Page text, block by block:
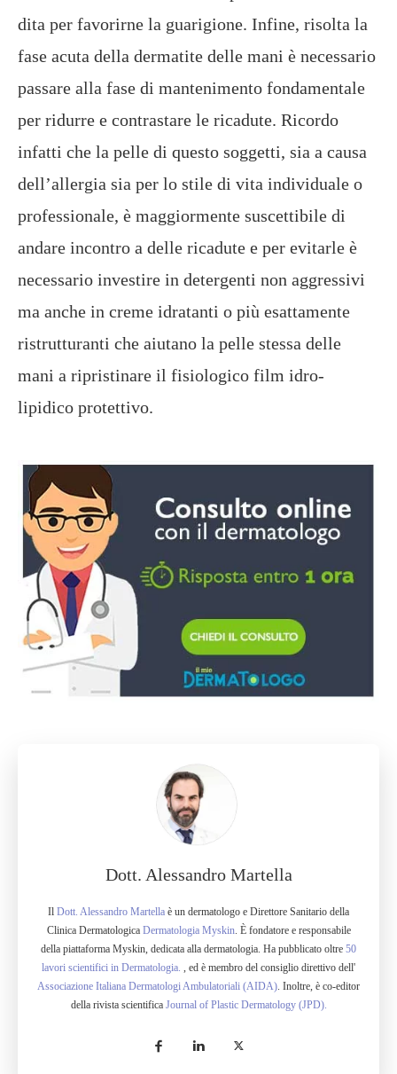
dita per favorirne la guarigione. Infine, risolta la
fase acuta della dermatite delle mani è necessario
passare alla fase di mantenimento fondamentale
per ridurre e contrastare le ricadute. Ricordo
infatti che la pelle di questo soggetti, sia a causa
dell’allergia sia per lo stile di vita individuale o
professionale, è maggiormente suscettibile di
andare incontro a delle ricadute e per evitarle è
necessario investire in detergenti non aggressivi
ma anche in creme idratanti o più esattamente
ristrutturanti che aiutano la pelle stessa delle
mani a ripristinare il fisiologico film idro-
lipidico protettivo.
Dott. Alessandro Martella
Il Dott. Alessandro Martella è un dermatologo e Direttore Sanitario della
Clinica Dermatologica Dermatologia Myskin . È fondatore e responsabile
della piattaforma Myskin, dedicata alla dermatologia. Ha pubblicato oltre 50
lavori scientifici in Dermatologia.
, ed è membro del consiglio direttivo dell'
Associazione Italiana Dermatologi Ambulatoriali (AIDA) . Inoltre, è co-editor
della rivista scientifica Journal of Plastic Dermatology (JPD).